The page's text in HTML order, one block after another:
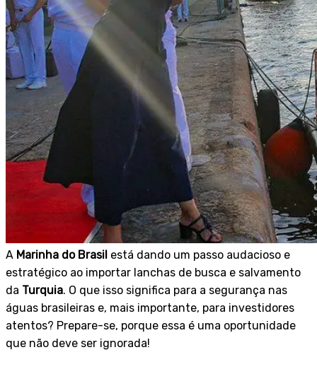
A Marinha do Brasil está dando um passo audacioso e
estratégico ao importar lanchas de busca e salvamento
da Turquia. O que isso significa para a segurança nas
águas brasileiras e, mais importante, para investidores
atentos? Prepare-se, porque essa é uma oportunidade
que não deve ser ignorada!